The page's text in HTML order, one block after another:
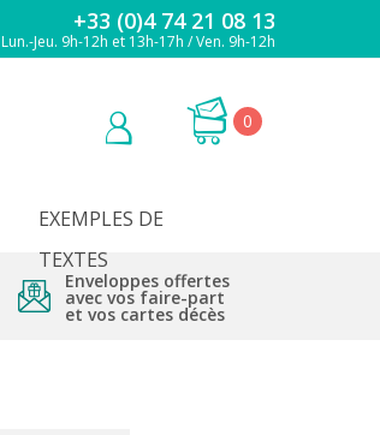
+33 (0)4 74 21 08 13
Lun.-Jeu. 9h-12h et 13h-17h / Ven. 9h-12h
0
EXEMPLES DE
TEXTES
Enveloppes offertes
avec vos faire-part
et vos cartes décès